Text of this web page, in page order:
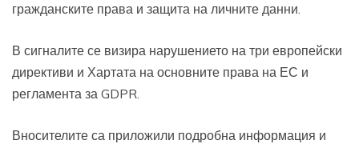
гражданските права и защита на личните данни.
В сигналите се визира нарушението на три европейски
директиви и Хартата на основните права на ЕС и
регламента за GDPR.
Вносителите са приложили подробна информация и